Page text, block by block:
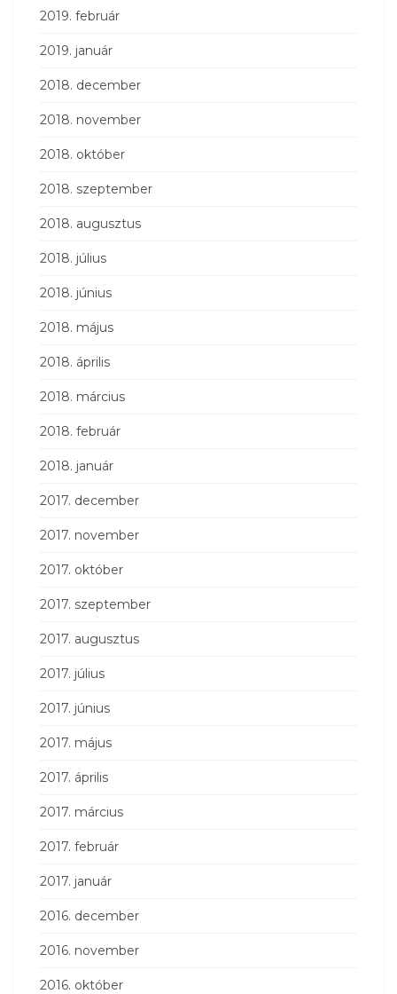
2019. február
2019. január
2018. december
2018. november
2018. október
2018. szeptember
2018. augusztus
2018. július
2018. június
2018. május
2018. április
2018. március
2018. február
2018. január
2017. december
2017. november
2017. október
2017. szeptember
2017. augusztus
2017. július
2017. június
2017. május
2017. április
2017. március
2017. február
2017. január
2016. december
2016. november
2016. október